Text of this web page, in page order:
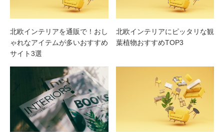
北欧インテリアを通販で！おし
ゃれなアイテムが多いおすすめ
サイト3選
北欧インテリアにピッタリな観
葉植物おすすめTOP3